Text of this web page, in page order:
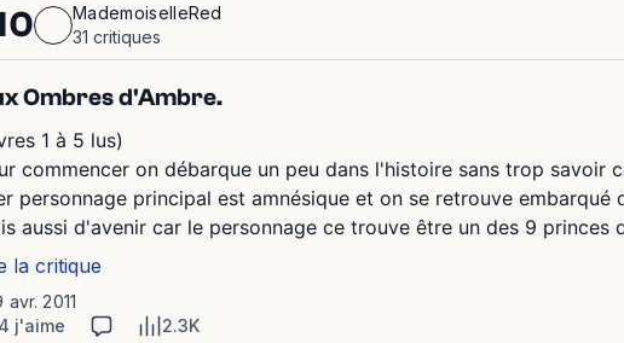
MademoiselleRed
31 critiques
Ombres d'Ambre.
1 à 5 lus)
commencer on débarque un peu dans l'histoire sans trop savoir
personnage principal est amnésique et on se retrouve embarqué
aussi d'avenir car le personnage ce trouve être un des 9 princes
la critique
avr. 2011
j'aime
2.3K